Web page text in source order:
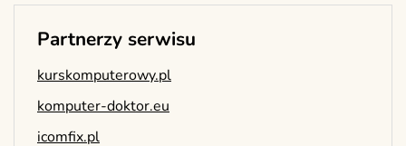
Partnerzy serwisu
kurskomputerowy.pl
komputer-doktor.eu
icomfix.pl